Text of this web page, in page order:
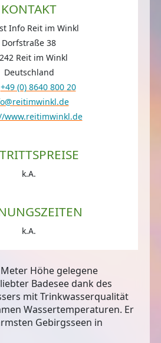
KONTAKT
Info Reit im Winkl
Dorfstraße 38
Reit im Winkl
Deutschland
+49 (0) 8640 800 20
www.reitimwinkl.de
k.A.
k.A.
Höhe gelegene
Badesee dank des
mit Trinkwasserqualität
Wassertemperaturen. Er
Gebirgsseen in